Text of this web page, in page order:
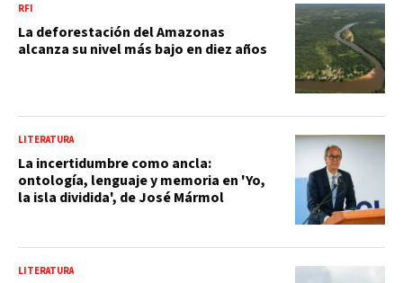
RFI
La deforestación del Amazonas
alcanza su nivel más bajo en diez años
LITERATURA
La incertidumbre como ancla:
ontología, lenguaje y memoria en 'Yo,
la isla dividida', de José Mármol
LITERATURA